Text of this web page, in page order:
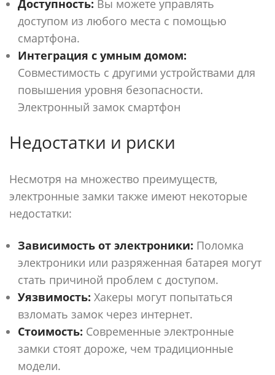
Доступность: Вы можете управлять
доступом из любого места с помощью
смартфона.
Интеграция с умным домом:
Совместимость с другими устройствами для
повышения уровня безопасности.
Электронный замок смартфон
Недостатки и риски
Несмотря на множество преимуществ,
электронные замки также имеют некоторые
недостатки:
Зависимость от электроники: Поломка
электроники или разряженная батарея могут
стать причиной проблем с доступом.
Уязвимость: Хакеры могут попытаться
взломать замок через интернет.
Стоимость: Современные электронные
замки стоят дороже, чем традиционные
модели.